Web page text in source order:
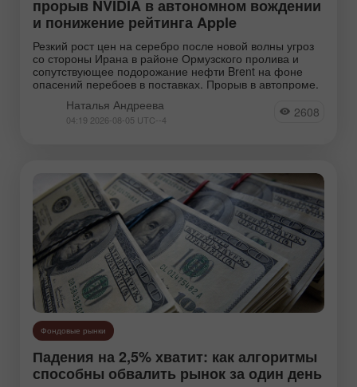
Перейти на страницу аналитиков
Власов Павел Андреева Наталья
прорыв NVIDIA в автономном вождении
и понижение рейтинга Apple
Резкий рост цен на серебро после новой волны угроз
со стороны Ирана в районе Ормузского пролива и
сопутствующее подорожание нефти Brent на фоне
опасений перебоев в поставках. Прорыв в автопроме.
Наталья Андреева
04:19 2026-08-05 UTC--4 2608
Фондовые рынки
Падения на 2,5% хватит: как алгоритмы
способны обвалить рынок за один день